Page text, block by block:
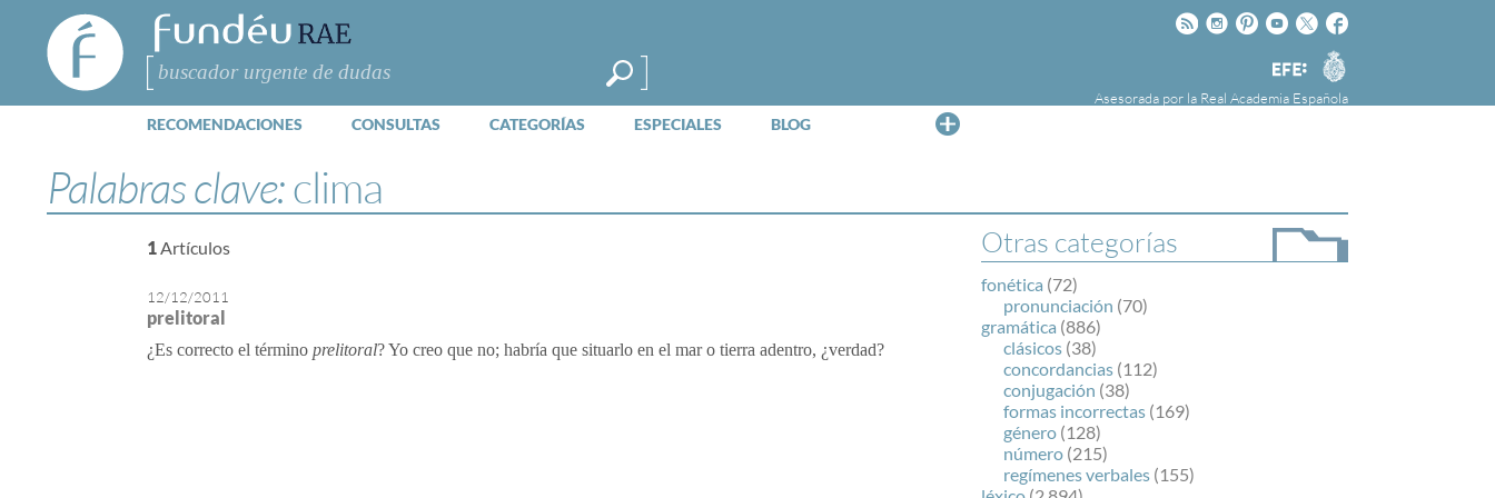
FundéuRAE
- Fundación
del Español
Urgente
Buscar
Facebook
Twitter
Youtube
Pinteres
Instagram
Rss
Agencia
EFE
Asesorada por la Real Academia Española
RECOMENDACIONES CONSULTAS CATEGORÍAS ESPECIALES BLOG
la Agencia Efe y la Real Academia Española,
cuyo objetivo es colaborar con el buen uso del
español en los medios de comunicación y en
Internet.
Palabras clave:clima
Otras categorías
fonética (72)
pronunciación (70)
gramática (886)
clásicos (38)
concordancias (112)
conjugación (38)
formas incorrectas (169)
género (128)
número (215)
regímenes verbales (155)
1Artículos
12/12/2011
prelitoral
¿Es correcto el término prelitoral? Yo creo que no; habría que situarlo en el mar o tierra adentro, ¿verdad?